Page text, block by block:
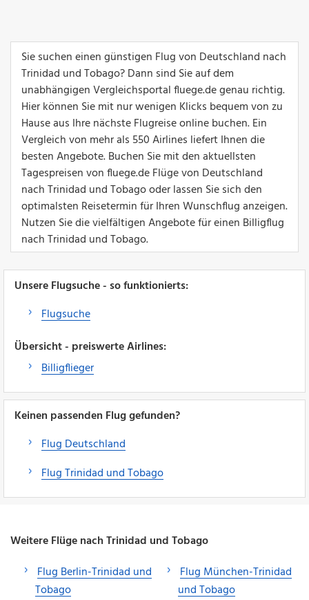
Sie suchen einen günstigen Flug von Deutschland nach
Trinidad und Tobago? Dann sind Sie auf dem
unabhängigen Vergleichsportal fluege.de genau richtig.
Hier können Sie mit nur wenigen Klicks bequem von zu
Hause aus Ihre nächste Flugreise online buchen. Ein
Vergleich von mehr als 550 Airlines liefert Ihnen die
besten Angebote. Buchen Sie mit den aktuellsten
Tagespreisen von fluege.de Flüge von Deutschland
nach Trinidad und Tobago oder lassen Sie sich den
optimalsten Reisetermin für Ihren Wunschflug anzeigen.
Nutzen Sie die vielfältigen Angebote für einen Billigflug
nach Trinidad und Tobago.
Unsere Flugsuche - so funktionierts:
Flugsuche
Übersicht - preiswerte Airlines:
Billigflieger
Keinen passenden Flug gefunden?
Flug Deutschland
Flug Trinidad und Tobago
Weitere Flüge nach Trinidad und Tobago
Flug Berlin-Trinidad und
Tobago
Flug München-Trinidad
und Tobago